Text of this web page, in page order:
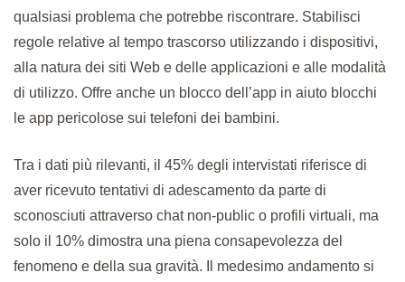
qualsiasi problema che potrebbe riscontrare. Stabilisci
regole relative al tempo trascorso utilizzando i dispositivi,
alla natura dei siti Web e delle applicazioni e alle modalità
di utilizzo. Offre anche un blocco dell’app in aiuto blocchi
le app pericolose sui telefoni dei bambini.
Tra i dati più rilevanti, il 45% degli intervistati riferisce di
aver ricevuto tentativi di adescamento da parte di
sconosciuti attraverso chat non-public o profili virtuali, ma
solo il 10% dimostra una piena consapevolezza del
fenomeno e della sua gravità. Il medesimo andamento si